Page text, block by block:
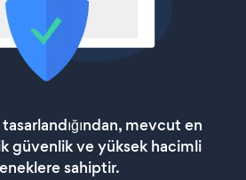
mevcut en
güvenlik ve yüksek hacimli
sahiptir.